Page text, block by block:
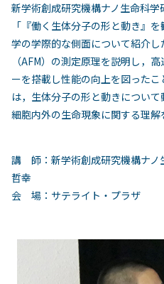
新学術創成研究機構ナノ生命科学
「『働く生体分子の形と動き』
学の学際的な側面について紹介
（AFM）の測定原理を説明し，
ーを搭載し性能の向上を図った
は，生体分子の形と動きについて
細胞内外の生命現象に関する理解
講 師：新学術創成研究機構ナ
哲幸
会 場：サテライト・プラザ